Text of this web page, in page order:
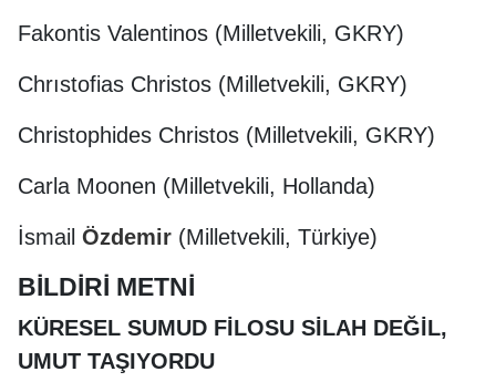
Fakontis Valentinos (Milletvekili, GKRY)
Chrıstofias Christos (Milletvekili, GKRY)
Christophides Christos (Milletvekili, GKRY)
Carla Moonen (Milletvekili, Hollanda)
İsmail Özdemir (Milletvekili, Türkiye)
BİLDİRİ METNİ
KÜRESEL SUMUD FİLOSU SİLAH DEĞİL,
UMUT TAŞIYORDU